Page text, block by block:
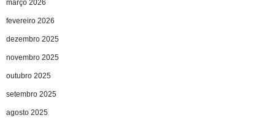
março 2026
fevereiro 2026
dezembro 2025
novembro 2025
outubro 2025
setembro 2025
agosto 2025